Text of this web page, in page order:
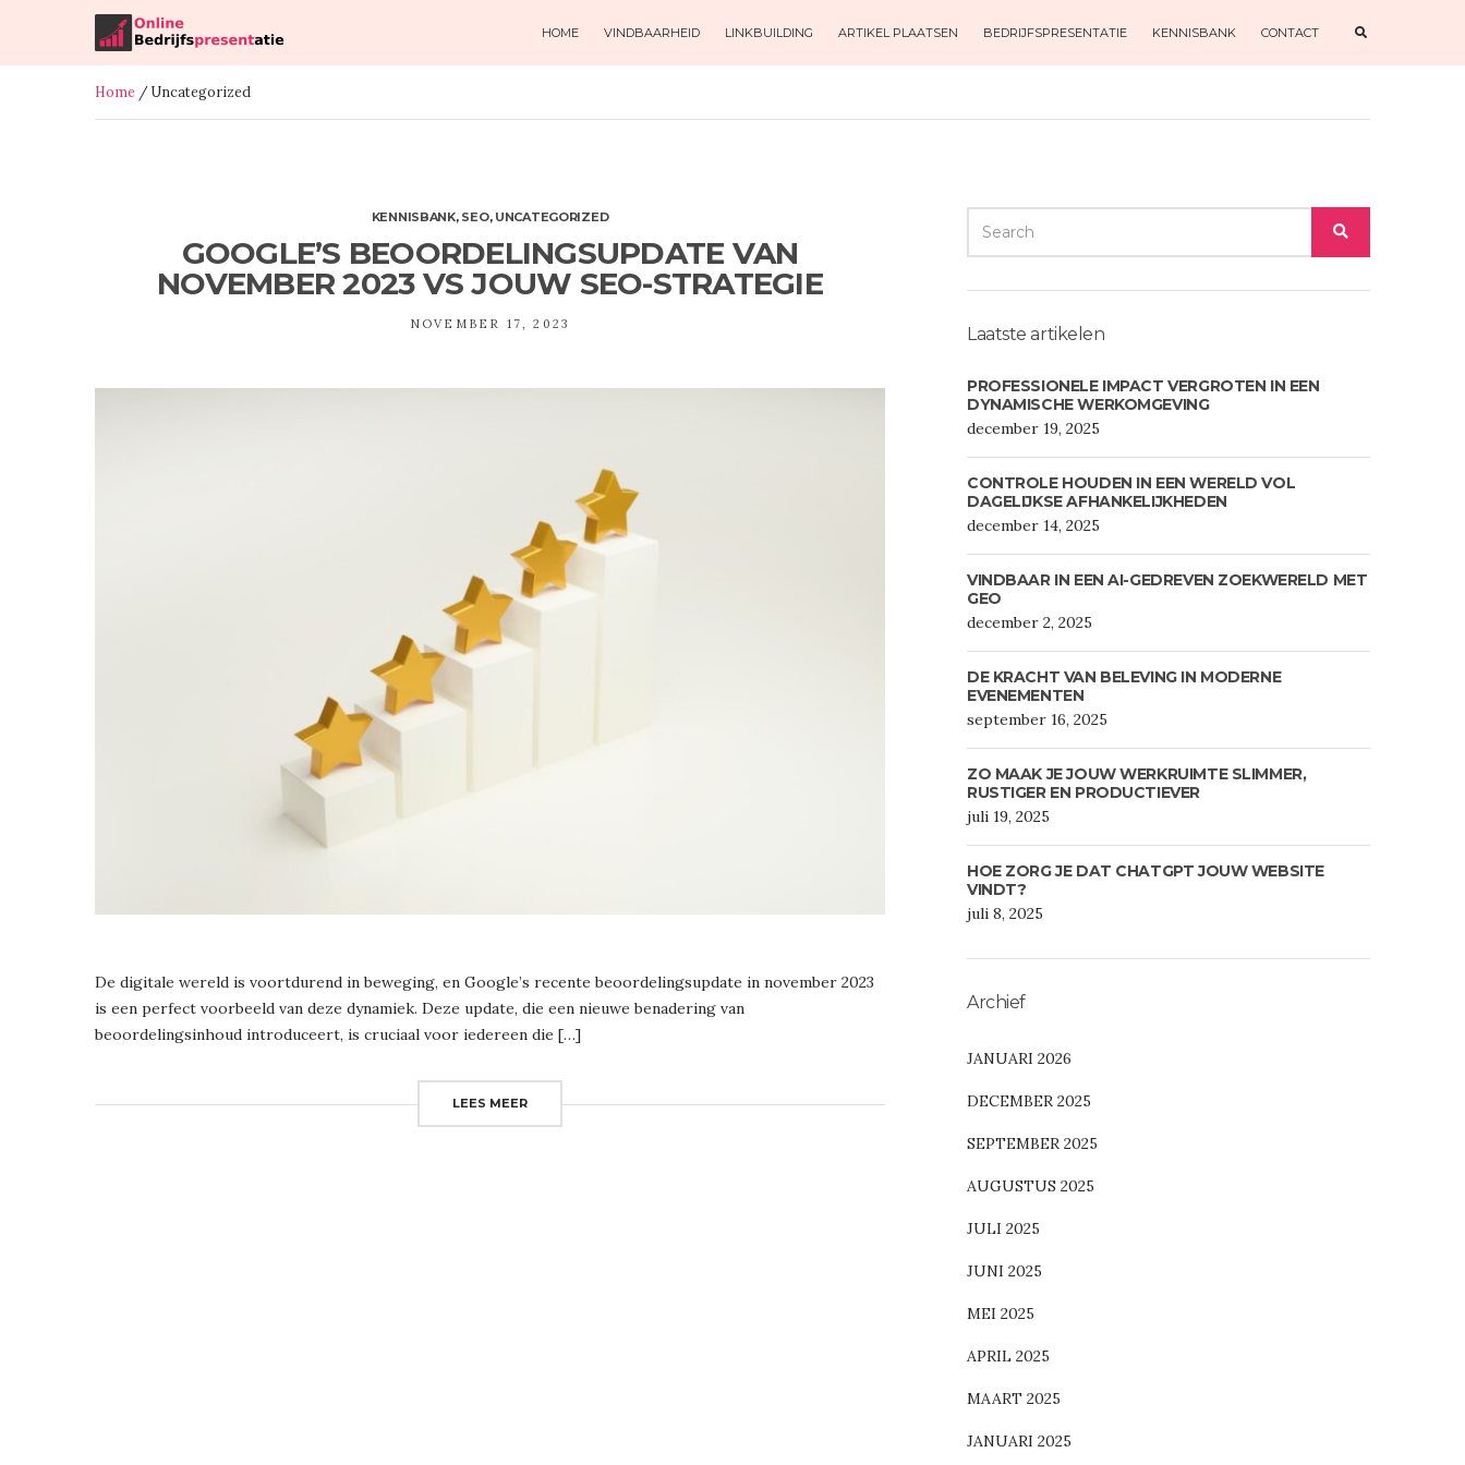
HOME VINDBAARHEID LINKBUILDING ARTIKEL PLAATSEN BEDRIJFSPRESENTATIE KENNISBANK CONTACT
A
E
Home / Uncategorized
KENNISBANK, SEO, UNCATEGORIZED
GOOGLE’S BEOORDELINGSUPDATE VAN
NOVEMBER 2023 VS JOUW SEO-STRATEGIE
NOVEMBER 17, 2023
De digitale wereld is voortdurend in beweging, en Google’s recente beoordelingsupdate in november 2023
is een perfect voorbeeld van deze dynamiek. Deze update, die een nieuwe benadering van
beoordelingsinhoud introduceert, is cruciaal voor iedereen die […]
LEES MEER
SEARCH
FOR:
SEARCH
Laatste artikelen
PROFESSIONELE IMPACT VERGROTEN IN EEN
DYNAMISCHE WERKOMGEVING
december 19, 2025
CONTROLE HOUDEN IN EEN WERELD VOL
DAGELIJKSE AFHANKELIJKHEDEN
december 14, 2025
VINDBAAR IN EEN AI-GEDREVEN ZOEKWERELD MET
GEO
december 2, 2025
DE KRACHT VAN BELEVING IN MODERNE
EVENEMENTEN
september 16, 2025
ZO MAAK JE JOUW WERKRUIMTE SLIMMER,
RUSTIGER EN PRODUCTIEVER
juli 19, 2025
HOE ZORG JE DAT CHATGPT JOUW WEBSITE
VINDT?
juli 8, 2025
Archief
JANUARI 2026
DECEMBER 2025
SEPTEMBER 2025
AUGUSTUS 2025
JULI 2025
JUNI 2025
MEI 2025
APRIL 2025
MAART 2025
JANUARI 2025